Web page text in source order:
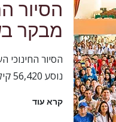
מבקר
נוסע 56,420 קילומטרים דרך שבע מדינות.
קרא עוד